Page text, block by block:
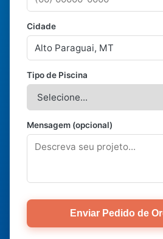
Cidade
Tipo de Piscina
Mensagem (opcional)
Enviar Pedido de